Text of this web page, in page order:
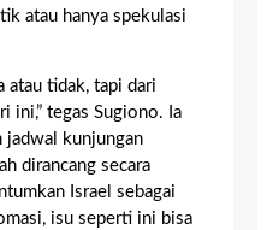
atau hanya spekulasi
atau tidak, tapi dari
ini,” tegas Sugiono. Ia
jadwal kunjungan
dirancang secara
Israel sebagai
isu seperti ini bisa